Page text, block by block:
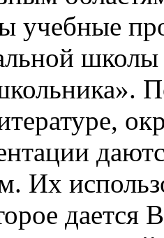
учебные
Их
дается